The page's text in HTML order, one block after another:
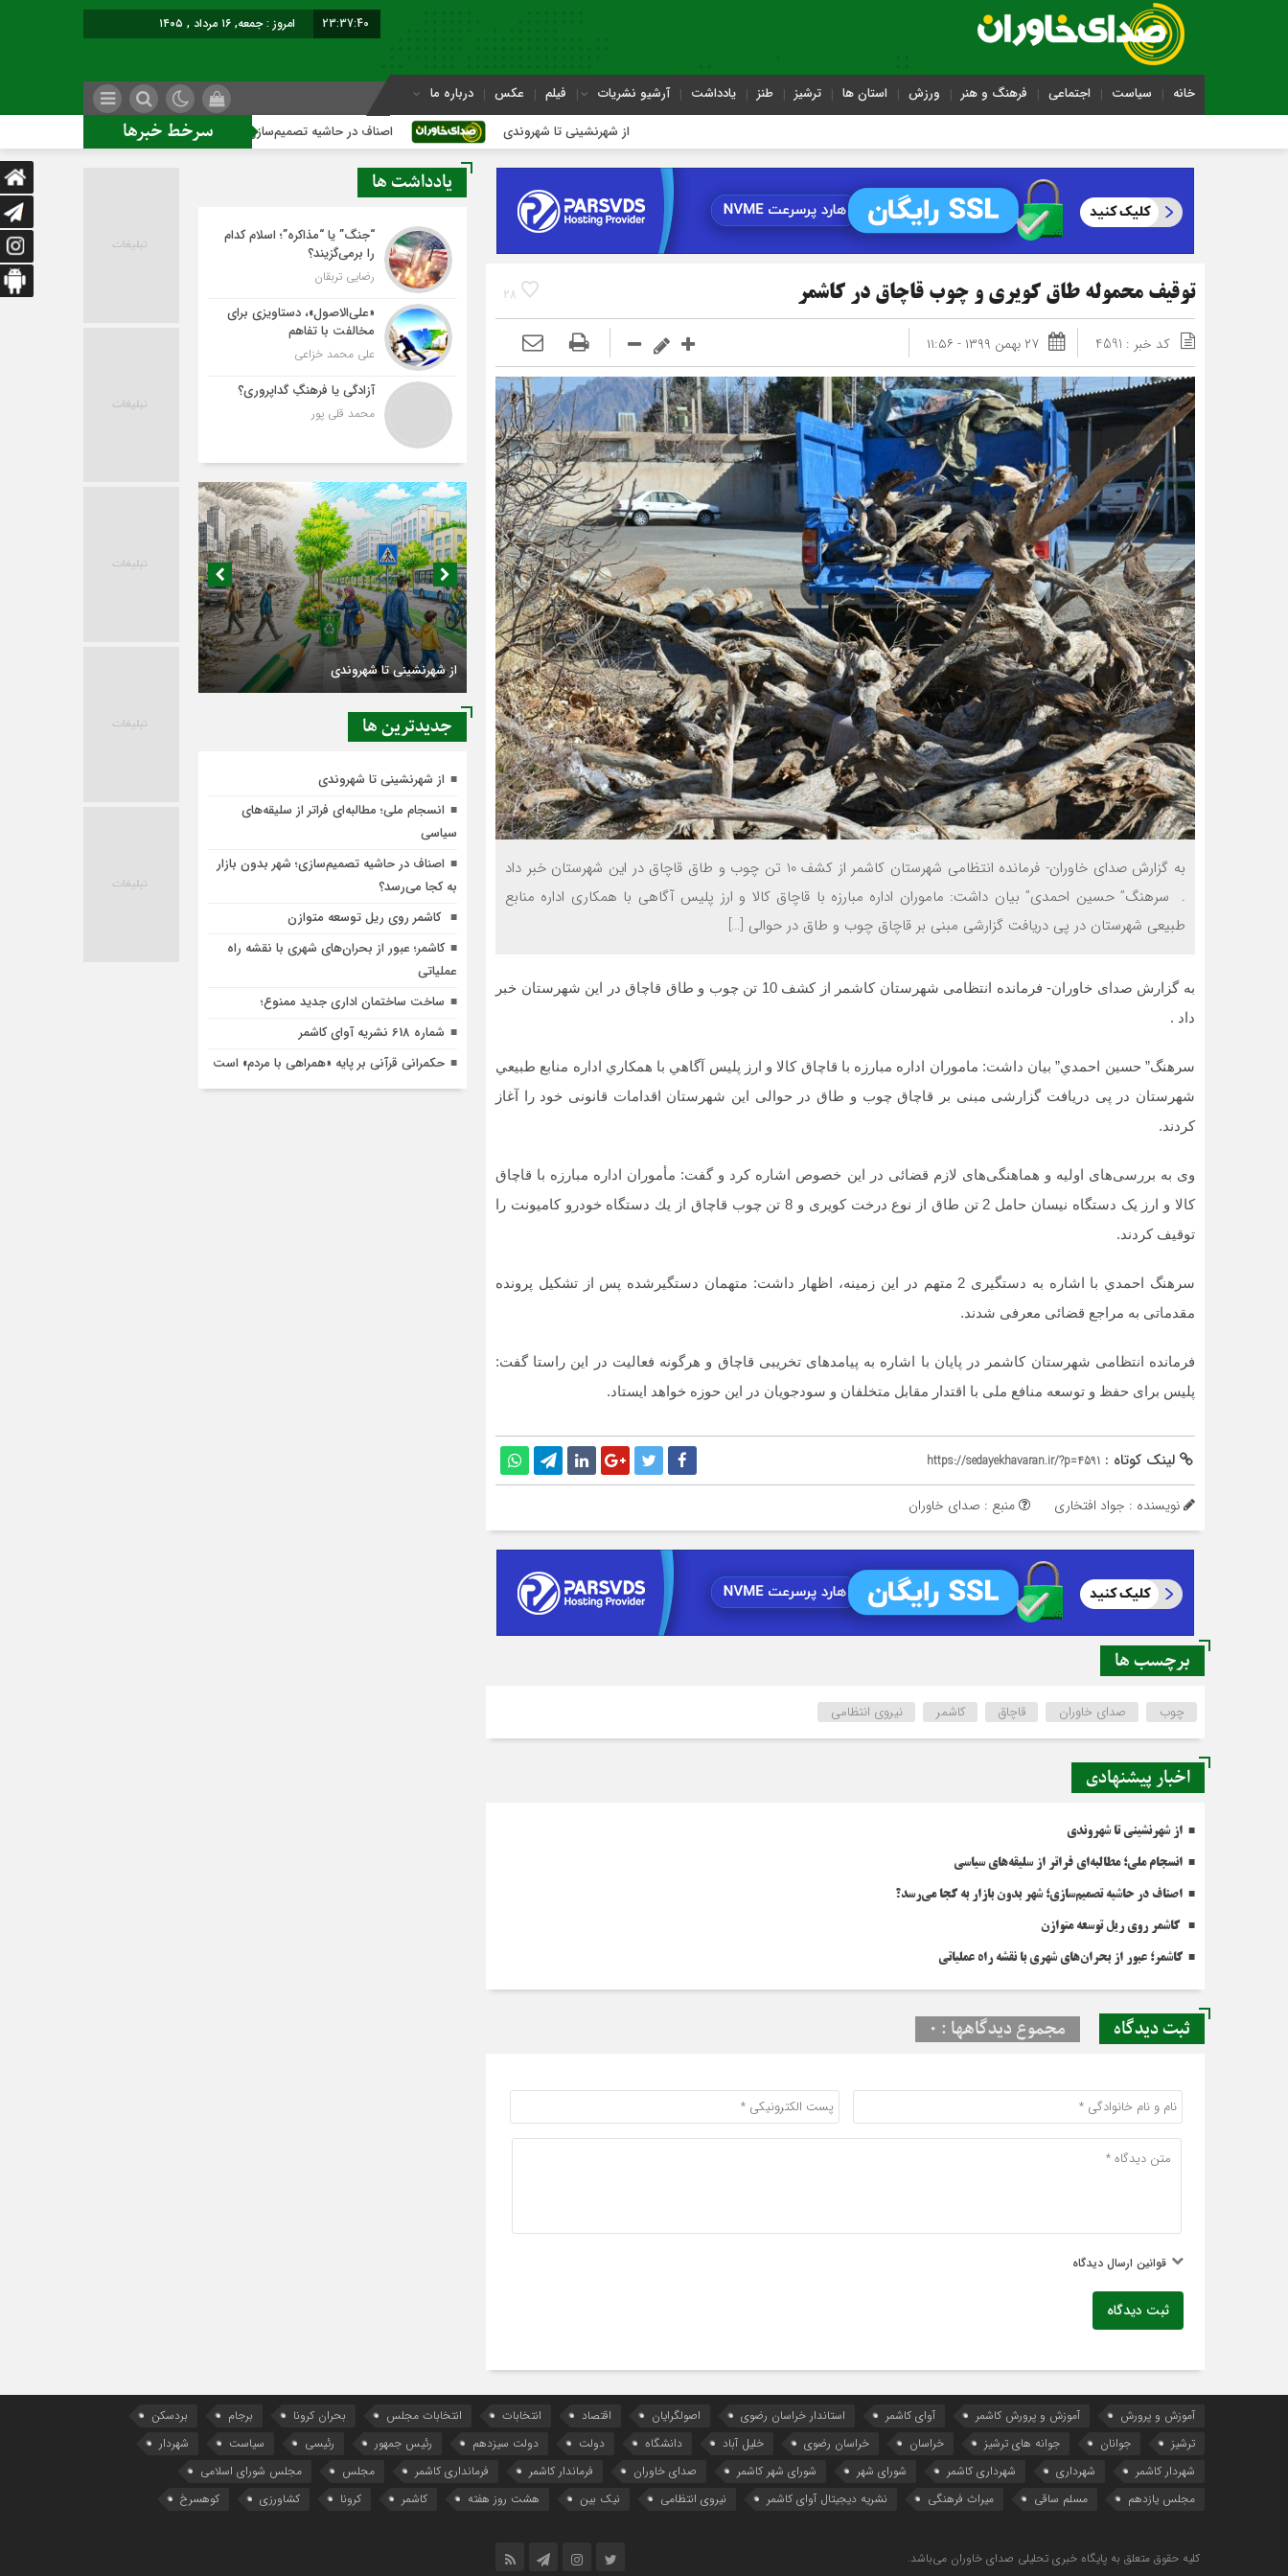
23:37:41 امروز : جمعه, ۱۶ مرداد , ۱۴۰۵
خانه سیاست اجتماعی فرهنگ و هنر ورزش استان ها ترشیز طنز یادداشت آرشیو نشریات فیلم عکس درباره ما
سرخط خبرها از شهرنشینی تا شهروندی اصناف در حاشیه تصمیم‌سازی؛ شهر بدون بازار به کجا می‌رسد؟
28 توقیف محموله طاق كويري و چوب قاچاق در كاشمر
کد خبر : 4591 ۲۷ بهمن ۱۳۹۹ - ۱۱:۵۶
به گزارش صدای خاوران- فرمانده انتظامی شهرستان كاشمر از كشف 10 تن چوب و طاق قاچاق در اين شهرستان خبر داد
. سرهنگ” حسين احمدي” بیان داشت: ماموران اداره مبارزه با قاچاق كالا و ارز پليس آگاهي با همكاري اداره منابع
طبيعي شهرستان در پی دریافت گزارشی مبنی بر قاچاق چوب و طاق در حوالی […]
به گزارش صدای خاوران- فرمانده انتظامی شهرستان كاشمر از كشف 10 تن چوب و طاق قاچاق در اين شهرستان خبر
داد .
سرهنگ” حسين احمدي” بیان داشت: ماموران اداره مبارزه با قاچاق كالا و ارز پليس آگاهي با همكاري اداره منابع طبيعي
شهرستان در پی دریافت گزارشی مبنی بر قاچاق چوب و طاق در حوالی این شهرستان اقدامات قانونی خود را آغاز
کردند.
وی به بررسی‌های اولیه و هماهنگی‌های لازم قضائی در این خصوص اشاره کرد و گفت: مأموران اداره مبارزه با قاچاق
كالا و ارز یک دستگاه نیسان حامل 2 تن طاق از نوع درخت کویری و 8 تن چوب قاچاق از يك دستگاه خودرو کامیونت را
توقیف کردند.
سرهنگ احمدي با اشاره به دستگیری 2 متهم در این زمینه، اظهار داشت: متهمان دستگیرشده پس از تشکیل پرونده
مقدماتی به مراجع قضائی معرفی شدند.
فرمانده انتظامی شهرستان كاشمر در پایان با اشاره به پیامدهای تخریبی قاچاق و هرگونه فعالیت در این راستا گفت:
پلیس برای حفظ و توسعه منافع ملی با اقتدار مقابل متخلفان و سودجویان در این حوزه خواهد ایستاد.
لینک کوتاه : https://sedayekhavaran.ir/?p=4591
نویسنده : جواد افتخاری منبع : صدای خاوران
برچسب ها
چوب صدای خاوران قاچاق کاشمر نیروی انتظامی
اخبار پیشنهادی
از شهرنشینی تا شهروندی
انسجام ملی؛ مطالبه‌ای فراتر از سلیقه‌های سیاسی
اصناف در حاشیه تصمیم‌سازی؛ شهر بدون بازار به کجا می‌رسد؟
کاشمر روی ریل توسعه متوازن
کاشمر؛ عبور از بحران‌های شهری با نقشه راه عملیاتی
ثبت دیدگاه مجموع دیدگاهها : 0
قوانین ارسال دیدگاه
ثبت دیدگاه
یادداشت ها
“جنگ” یا “مذاکره”؛ اسلام کدام
را برمی‌گزیند؟
رضایی تربقان
«علی‌الاصول»، دستاویزی برای
مخالفت با تفاهم
علی محمد خزاعی
آزادگی یا فرهنگِ گداپروری؟
محمد قلی پور
اصناف در حاشیه تصمیم‌سازی؛ شهر بدون بازار به
کجا می‌رسد؟
جديدترين ها
از شهرنشینی تا شهروندی
انسجام ملی؛ مطالبه‌ای فراتر از سلیقه‌های
سیاسی
اصناف در حاشیه تصمیم‌سازی؛ شهر بدون بازار
به کجا می‌رسد؟
کاشمر روی ریل توسعه متوازن
کاشمر؛ عبور از بحران‌های شهری با نقشه راه
عملیاتی
ساخت ساختمان اداری جدید ممنوع؛
شماره 618 نشریه آوای کاشمر
حکمرانی قرآنی بر پایه «همراهی با مردم» است
آموزش و پرورش آموزش و پرورش کاشمر آوای کاشمر استاندار خراسان رضوی اصولگرایان اقتصاد انتخابات انتخابات مجلس بحران کرونا برجام
بردسکن
ترشیز
جوانان جوانه های ترشیز خراسان خراسان رضوی خلیل آباد دانشگاه دولت دولت سیزدهم رئیس جمهور رئیسی سیاست
شهردار
شهردار کاشمر
شهرداری شهرداری کاشمر شورای شهر شورای شهر کاشمر صدای خاوران فرماندار کاشمر فرمانداری کاشمر مجلس
مجلس شورای اسلامی
مجلس یازدهم
مسلم ساقی میراث فرهنگی نشریه دیجیتال آوای کاشمر نیروی انتظامی نیک بین هشت روز هفته کاشمر کرونا کشاورزی کوهسرخ
کلیه حقوق متعلق به پایگاه خبری تحلیلی صدای خاوران می‌باشد.